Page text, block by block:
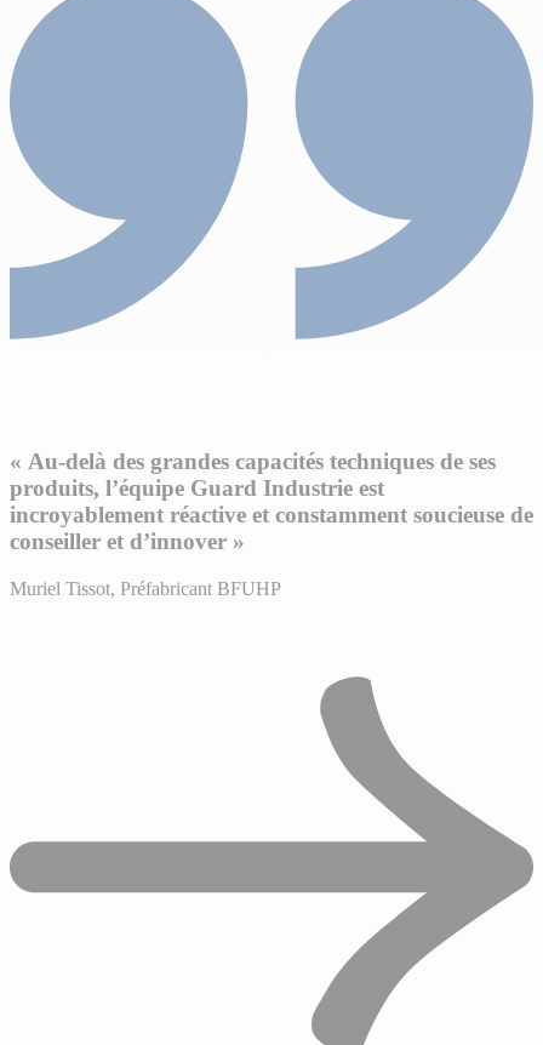
« Au-delà des grandes capacités techniques de ses
produits, l’équipe Guard Industrie est
incroyablement réactive et constamment soucieuse de
conseiller et d’innover »
Muriel Tissot, Préfabricant BFUHP